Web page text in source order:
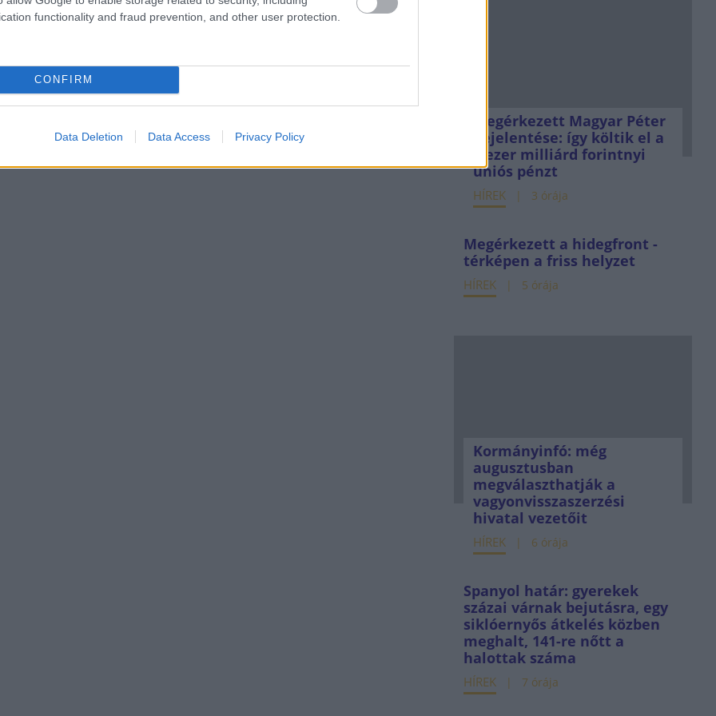
functionality and fraud prevention, and other user protection.
CONFIRM
Data Deletion Data Access Privacy Policy
Megérkezett Magyar Péter
bejelentése: így költik el a
6 ezer milliárd forintnyi
uniós pénzt
HÍREK 3 órája
Megérkezett a hidegfront -
térképen a friss helyzet
HÍREK 5 órája
Kormányinfó: még
augusztusban
megválaszthatják a
vagyonvisszaszerzési
hivatal vezetőit
HÍREK 6 órája
Spanyol határ: gyerekek
százai várnak bejutásra, egy
siklóernyős átkelés közben
meghalt, 141-re nőtt a
halottak száma
HÍREK 7 órája